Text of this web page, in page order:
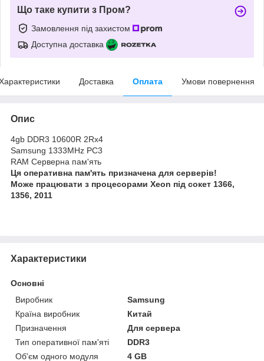
Що таке купити з Пром?
Замовлення під захистом
Доступна доставка
Доставка Оплата Умови повернення
Опис
4gb DDR3 10600R 2Rx4
Samsung 1333MHz PC3
RAM Серверна пам'ять
Ця оперативна пам'ять призначена для серверів!
Може працювати з процесорами Xeon під сокет 1366,
1356, 2011
Характеристики
Основні
Виробник
Samsung
Країна виробник
Китай
Призначення
Для сервера
Тип оперативної пам'яті
DDR3
Об'єм одного модуля
4 GB